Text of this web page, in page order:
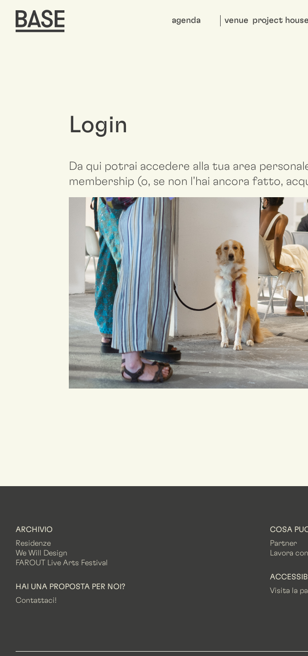
agenda venue project house
Login
Da qui potrai accedere alla tua area
membership (o, se non l'hai ancora fatto,
ARCHIVIO
Residenze
We Will Design
FAROUT Live Arts Festival
HAI UNA PROPOSTA PER NOI?
Contattaci!
COSA
Partner
Lavora
Visita la